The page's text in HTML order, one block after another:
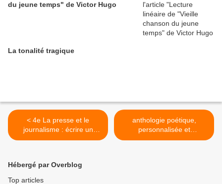
du jeune temps" de Victor Hugo
La tonalité tragique
< 4e La presse et le
journalisme : écrire un
journal
anthologie poétique,
personnalisée et
commentée par Andrea >
Hébergé par Overblog
Top articles